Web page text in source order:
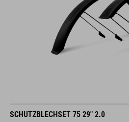
SCHUTZBLECHSET 75 29" 2.0